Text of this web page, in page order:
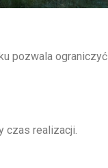
pozwala ograniczyć
czas realizacji.